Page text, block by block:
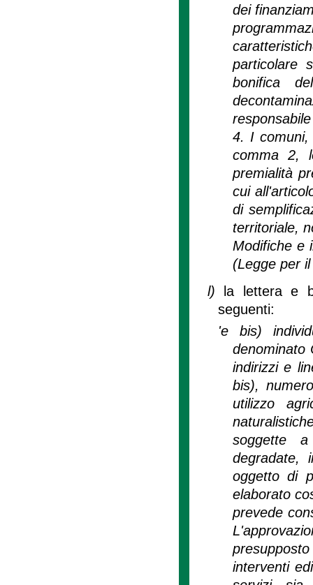
dei
particolare
bonifica
4. I comuni,
comma 2,
premialità
cui
di
territoriale,
Modifiche e
(Legge per
l)
la lettera e
seguenti:
'e bis)
denominato
indirizzi e
bis),
utilizzo
soggette
degradate,
oggetto di
elaborato
prevede
interventi